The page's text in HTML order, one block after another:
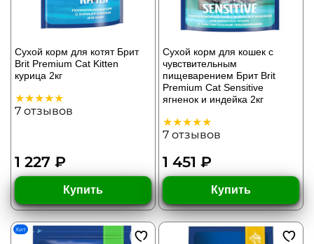
Сухой корм для котят Брит
Brit Premium Cat Kitten
курица 2кг
7 отзывов
1 227 ₽
Купить
Сухой корм для кошек с
чувствительным
пищеварением Брит Brit
Premium Cat Sensitive
ягненок и индейка 2кг
7 отзывов
1 451 ₽
Купить
Хит